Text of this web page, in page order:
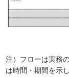
注）フローは実務
は時間・期間を示